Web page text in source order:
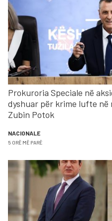
Prokuroria Speciale në
dyshuar për krime lufte në
Zubin Potok
NACIONALE
5 ORË MË PARË